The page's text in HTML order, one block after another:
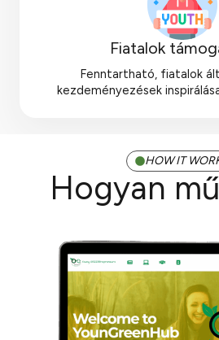
Fiatalok
Fenntartható, fiatalok
kezdeményezések
HOW IT
Hogyan